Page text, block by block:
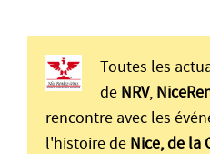
Toutes les
de NRV,
rencontre avec les
l'histoire de Nice, de la